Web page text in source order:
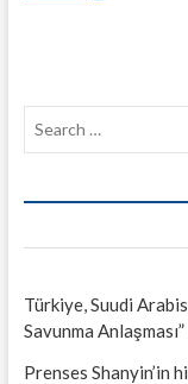
97
yaralı
Türkiye, Suudi
Savunma
Prenses Shanyin’in